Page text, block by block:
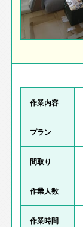
作業内容
プラン
間取り
作業人数
作業時間